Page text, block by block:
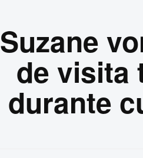
Suzane
de visita
durante